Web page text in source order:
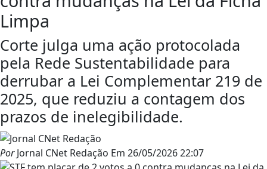
Limpa
Corte julga uma ação protocolada
pela Rede Sustentabilidade para
derrubar a Lei Complementar 219 de
2025, que reduziu a contagem dos
prazos de inelegibilidade.
PorJornal CNet Redação Em 26/05/2026 22:07